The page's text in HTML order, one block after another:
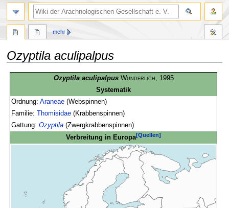
Ozyptila aculipalpus
springen
springen
Ozyptila aculipalpus Wunderlich , 1995
Systematik
Ordnung:Araneae (Webspinnen)
Familie:Thomisidae (Krabbenspinnen)
Gattung:Ozyptila (Zwergkrabbenspinnen)
Verbreitung in Europa[Quellen]
mehr